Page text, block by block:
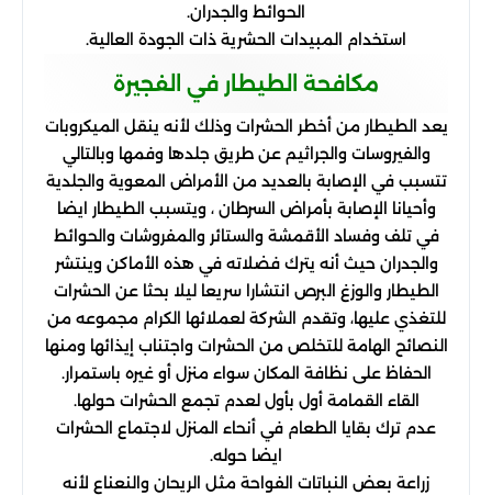
الحوائط والجدران.
استخدام المبيدات الحشرية ذات الجودة العالية.
مكافحة الطيطار في الفجيرة
يعد الطيطار من أخطر الحشرات وذلك لأنه ينقل الميكروبات
والفيروسات والجراثيم عن طريق جلدها وفمها وبالتالي
تتسبب في الإصابة بالعديد من الأمراض المعوية والجلدية
وأحيانا الإصابة بأمراض السرطان ، ويتسبب الطيطار ايضا
في تلف وفساد الأقمشة والستائر والمفروشات والحوائط
والجدران حيث أنه يترك فضلاته في هذه الأماكن وينتشر
الطيطار والوزغ البرص انتشارا سريعا ليلا بحثا عن الحشرات
للتغذي عليها، وتقدم الشركة لعملائها الكرام مجموعه من
النصائح الهامة للتخلص من الحشرات واجتناب إيذائها ومنها
الحفاظ على نظافة المكان سواء منزل أو غيره باستمرار.
القاء القمامة أول بأول لعدم تجمع الحشرات حولها.
عدم ترك بقايا الطعام في أنحاء المنزل لاجتماع الحشرات
ايضا حوله.
زراعة بعض النباتات الفواحة مثل الريحان والنعناع لأنه